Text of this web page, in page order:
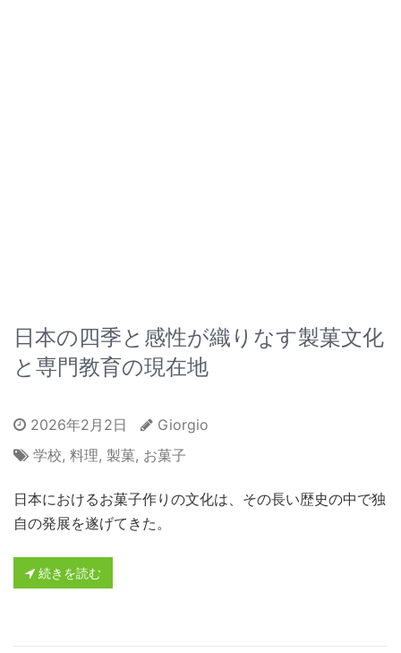
日本の四季と感性が織りなす製菓文化
と専門教育の現在地
2026年2月2日
Giorgio
学校, 料理, 製菓, お菓子
日本におけるお菓子作りの文化は、その長い歴史の中で独
自の発展を遂げてきた。
続きを読む